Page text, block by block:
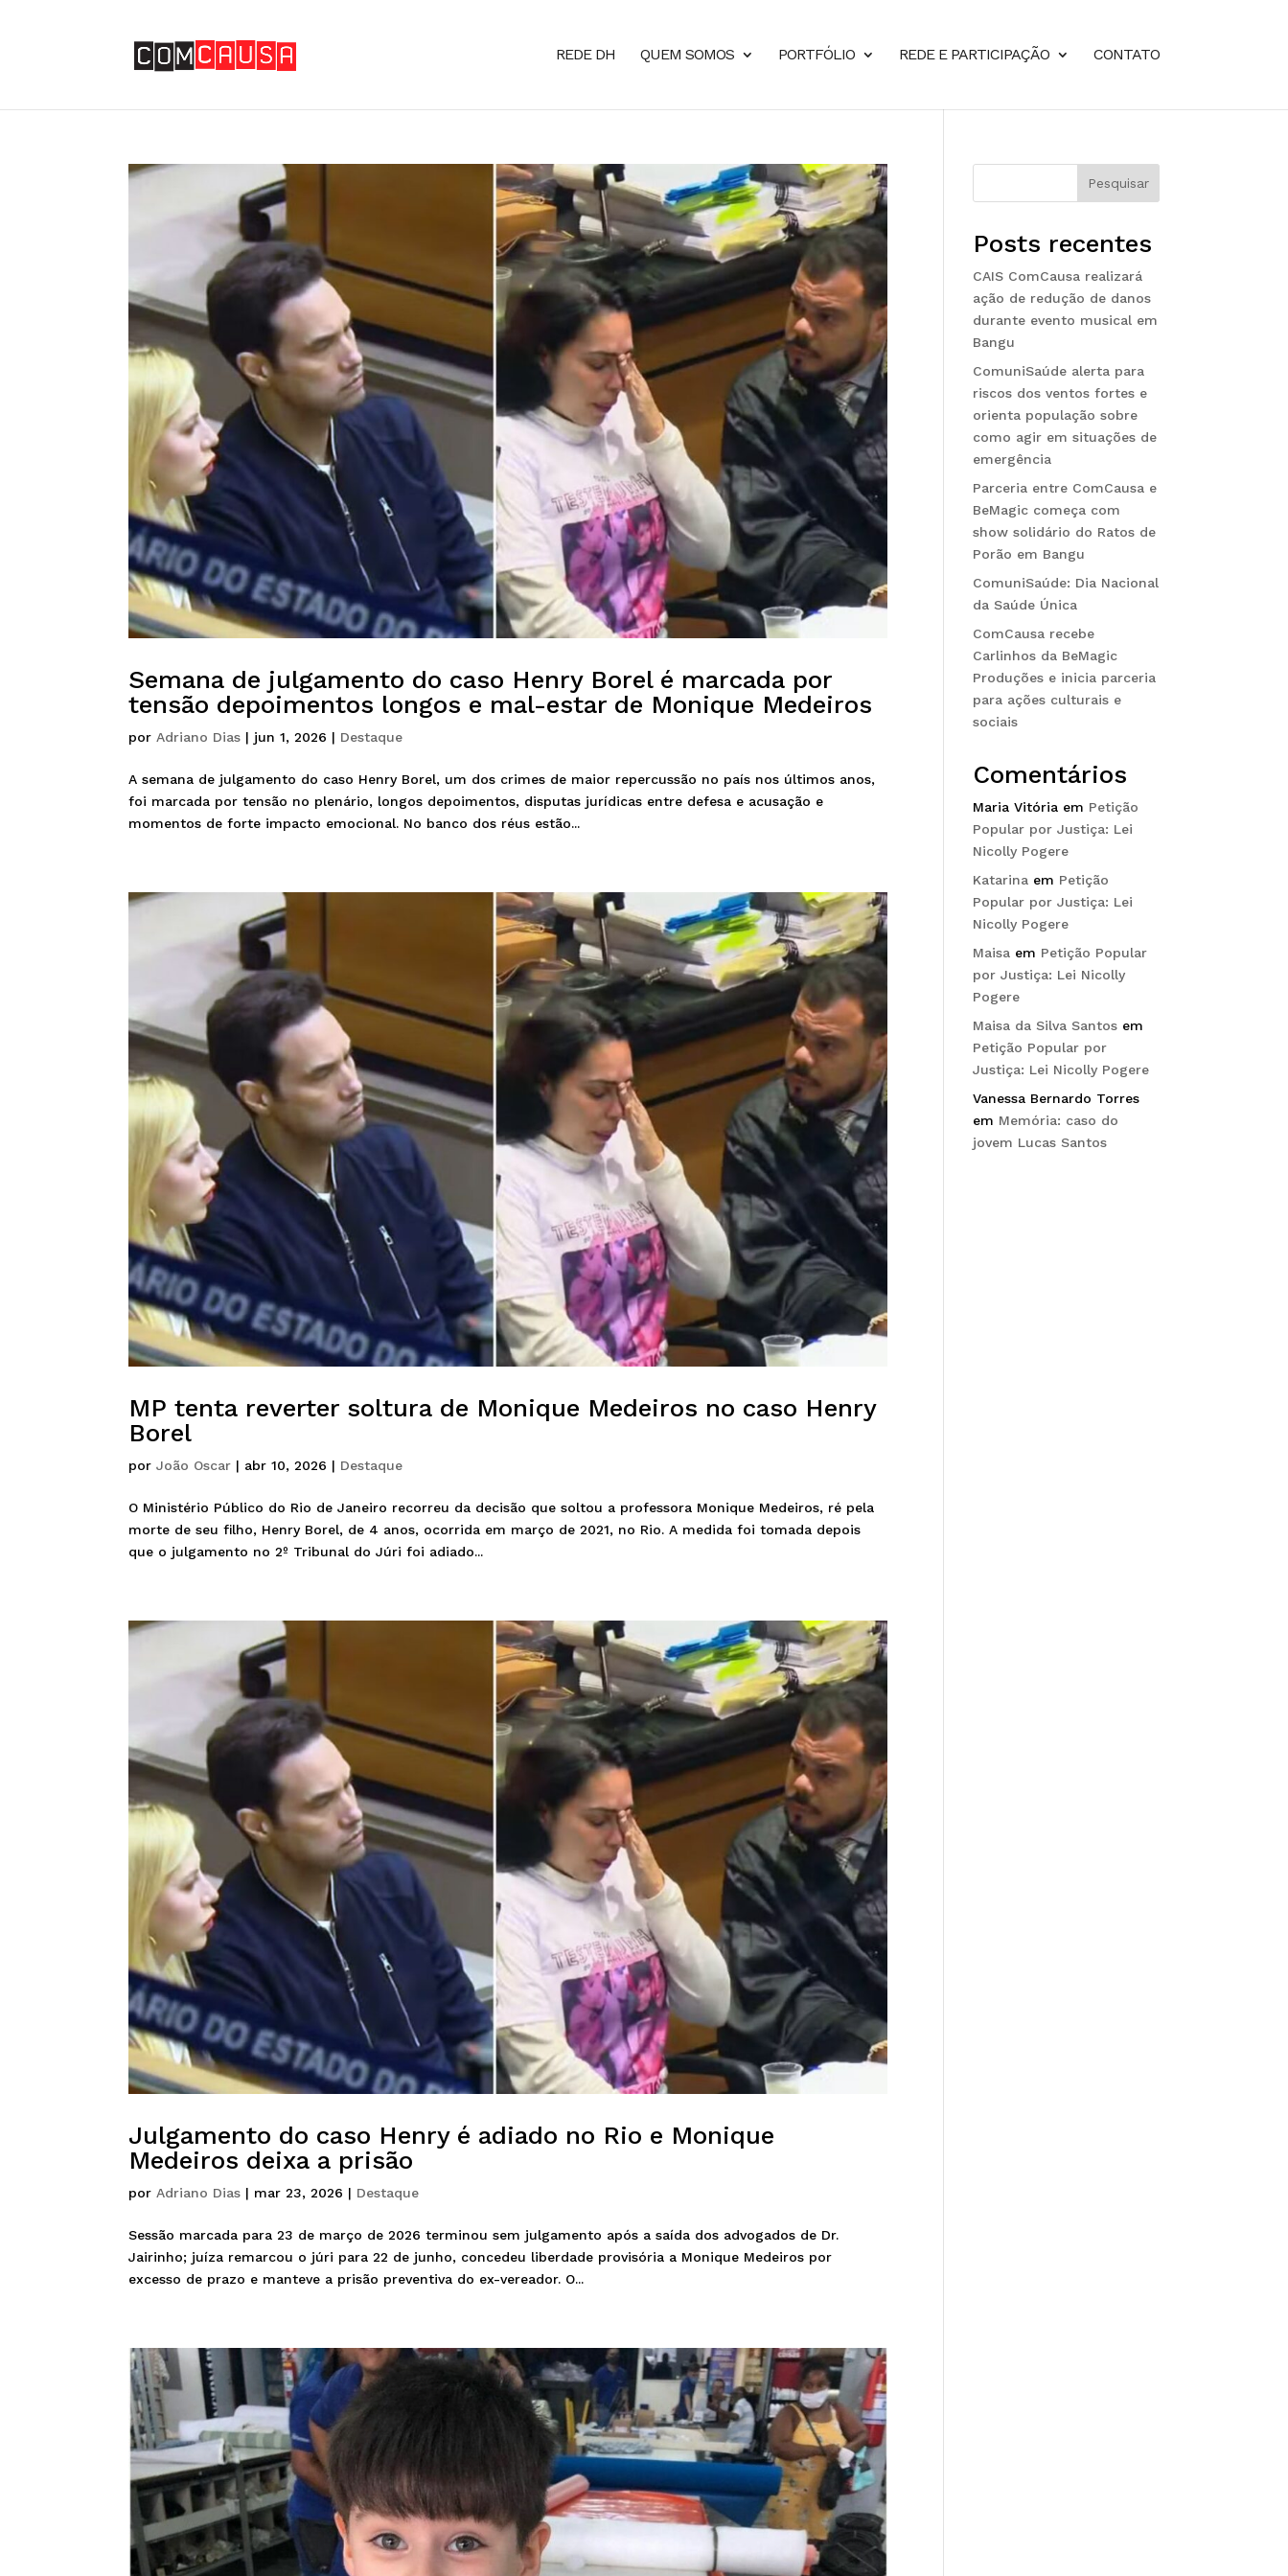
REDE DH QUEM SOMOS PORTFÓLIO REDE E PARTICIPAÇÃO CONTATO
Semana de julgamento do caso Henry Borel é marcada por
tensão depoimentos longos e mal-estar de Monique Medeiros
por Adriano Dias | jun 1, 2026 | Destaque
A semana de julgamento do caso Henry Borel, um dos crimes de maior repercussão no país nos últimos anos,
foi marcada por tensão no plenário, longos depoimentos, disputas jurídicas entre defesa e acusação e
momentos de forte impacto emocional. No banco dos réus estão...
MP tenta reverter soltura de Monique Medeiros no caso Henry
Borel
porJoão Oscar | abr 10, 2026 | Destaque
O Ministério Público do Rio de Janeiro recorreu da decisão que soltou a professora Monique Medeiros, ré pela
morte de seu filho, Henry Borel, de 4 anos, ocorrida em março de 2021, no Rio. A medida foi tomada depois
que o julgamento no 2º Tribunal do Júri foi adiado...
Julgamento do caso Henry é adiado no Rio e Monique
Medeiros deixa a prisão
porAdriano Dias | mar 23, 2026 | Destaque
Sessão marcada para 23 de março de 2026 terminou sem julgamento após a saída dos advogados de Dr.
Jairinho; juíza remarcou o júri para 22 de junho, concedeu liberdade provisória a Monique Medeiros por
excesso de prazo e manteve a prisão preventiva do ex-vereador. O...
Pesquisar
Posts recentes
CAIS ComCausa realizará
ação de redução de danos
durante evento musical em
Bangu
ComuniSaúde alerta para
riscos dos ventos fortes e
orienta população sobre
como agir em situações de
emergência
Parceria entre ComCausa e
BeMagic começa com
show solidário do Ratos de
Porão em Bangu
ComuniSaúde: Dia Nacional
da Saúde Única
ComCausa recebe
Carlinhos da BeMagic
Produções e inicia parceria
para ações culturais e
sociais
Comentários
Maria Vitória em Petição
Popular por Justiça: Lei
Nicolly Pogere
Katarina em Petição
Popular por Justiça: Lei
Nicolly Pogere
Maisa em Petição Popular
por Justiça: Lei Nicolly
Pogere
Maisa da Silva Santos em
Petição Popular por
Justiça: Lei Nicolly Pogere
Vanessa Bernardo Torres
em Memória: caso do
jovem Lucas Santos